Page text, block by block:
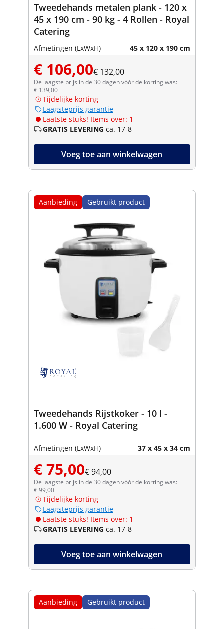
Tweedehands metalen plank - 120 x
45 x 190 cm - 90 kg - 4 Rollen - Royal
Catering
Afmetingen (LxWxH) 45 x 120 x 190 cm
€ 106,00€ 132,00
De laagste prijs in de 30 dagen vóór de korting was:
€ 139,00
Tijdelijke korting
Laagsteprijs garantie
Laatste stuks! Items over: 1
GRATIS LEVERING ca. 17-8
Voeg toe aan winkelwagen
Aanbieding Gebruikt product
Tweedehands Rijstkoker - 10 l -
1.600 W - Royal Catering
Afmetingen (LxWxH) 37 x 45 x 34 cm
€ 75,00€ 94,00
De laagste prijs in de 30 dagen vóór de korting was:
€ 99,00
Tijdelijke korting
Laagsteprijs garantie
Laatste stuks! Items over: 1
GRATIS LEVERING ca. 17-8
Voeg toe aan winkelwagen
Aanbieding Gebruikt product